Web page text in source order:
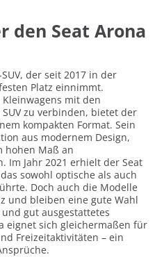
den Seat Arona
der seit 2017 in der
Platz einnimmt.
mit den
zu verbinden, bietet der
kompakten Format. Sein
aus modernem Design,
hohen Maß an
Im Jahr 2021 erhielt der Seat
sowohl optische als auch
Doch auch die Modelle
und bleiben eine gute Wahl
gut ausgestattetes
eignet sich gleichermaßen für
Freizeitaktivitäten – ein